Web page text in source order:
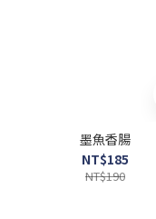
墨魚香腸
NT$185
NT$190